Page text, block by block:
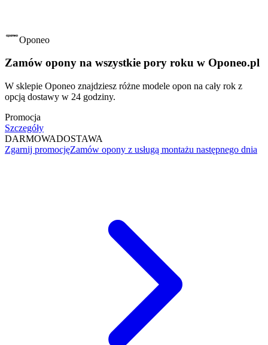
Oponeo
Zamów opony na wszystkie pory roku w Oponeo.pl
W sklepie Oponeo znajdziesz różne modele opon na cały rok z
opcją dostawy w 24 godziny.
Promocja
Szczegóły
DARMOWADOSTAWA
Zgarnij promocjęZamów opony z usługą montażu następnego dnia